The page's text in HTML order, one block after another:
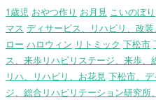
1歳児 おやつ作り お月見 こいのぼり
マス ディサービス、リハビリ、改
ロー ハロウィン リトミック 下松市
ス、来歩リハビリステージ、来歩
リハ、リハビリ、お花見 下松市、
ジ、総合リハビリテーション研究